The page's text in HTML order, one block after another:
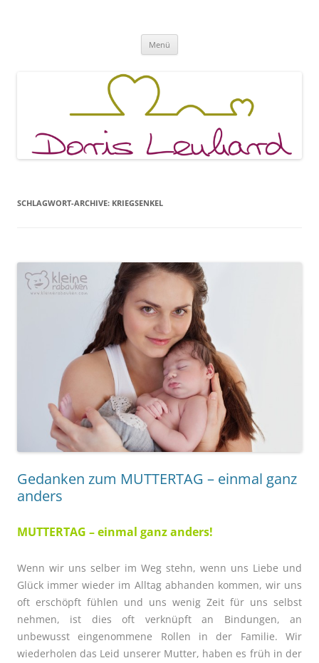
Menü
SCHLAGWORT-ARCHIVE: KRIEGSENKEL
Gedanken zum MUTTERTAG – einmal ganz
anders
MUTTERTAG – einmal ganz anders!
Wenn wir uns selber im Weg stehn, wenn uns Liebe und
Glück immer wieder im Alltag abhanden kommen, wir uns
oft erschöpft fühlen und uns wenig Zeit für uns selbst
nehmen, ist dies oft verknüpft an Bindungen, an
unbewusst eingenommene Rollen in der
Familie. Wir
wiederholen das Leid unserer Mutter, haben es früh in der